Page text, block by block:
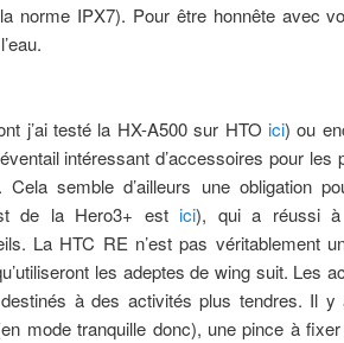
norme IPX7). Pour être honnête avec
j’ai testé la HX-A500 sur HTO ici) ou
intéressant d’accessoires pour les
semble d’ailleurs une obligation
de la Hero3+ estici), qui a réussi
La HTC RE n’est pas véritablement
les adeptes de wing suit. Les
à des activités plus tendres. Il y
mode tranquille donc), une pince à